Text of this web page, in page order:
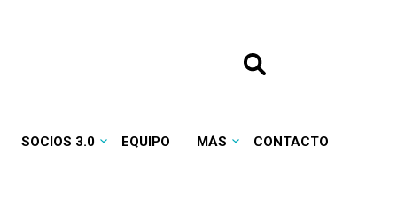
SOCIOS 3.0 EQUIPO MÁS CONTACTO